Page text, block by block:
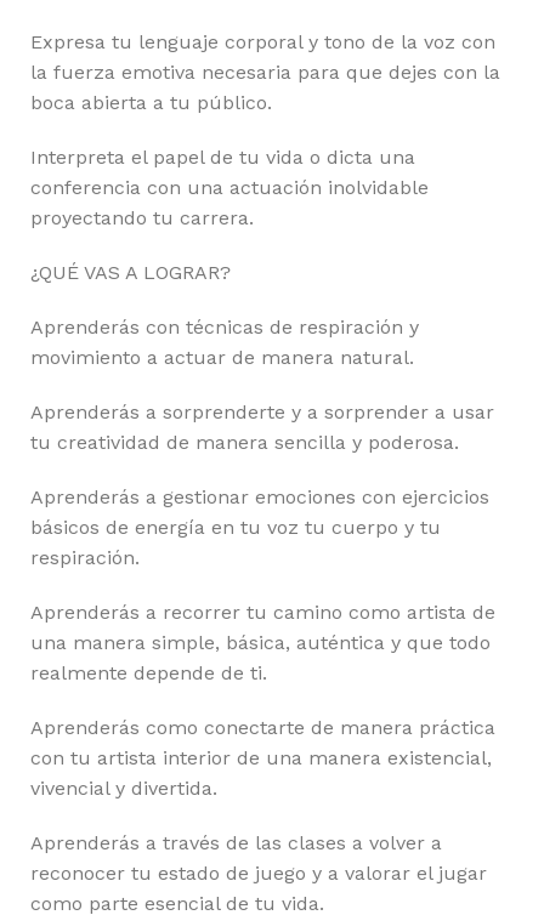
Expresa tu lenguaje corporal y tono de la voz con
la fuerza emotiva necesaria para que dejes con la
boca abierta a tu público.
Interpreta el papel de tu vida o dicta una
conferencia con una actuación inolvidable
proyectando tu carrera.
¿QUÉ VAS A LOGRAR?
Aprenderás con técnicas de respiración y
movimiento a actuar de manera natural.
Aprenderás a sorprenderte y a sorprender a usar
tu creatividad de manera sencilla y poderosa.
Aprenderás a gestionar emociones con ejercicios
básicos de energía en tu voz tu cuerpo y tu
respiración.
Aprenderás a recorrer tu camino como artista de
una manera simple, básica, auténtica y que todo
realmente depende de ti.
Aprenderás como conectarte de manera práctica
con tu artista interior de una manera existencial,
vivencial y divertida.
Aprenderás a través de las clases a volver a
reconocer tu estado de juego y a valorar el jugar
como parte esencial de tu vida.